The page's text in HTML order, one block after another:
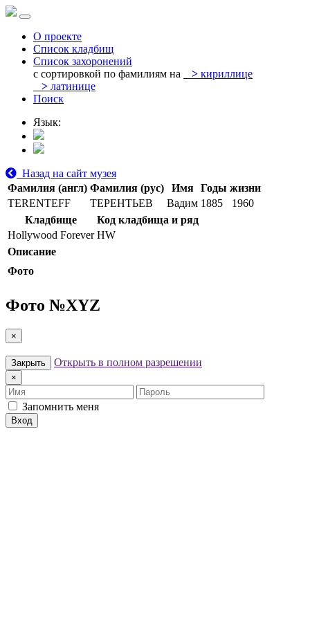
О проекте
Список кладбищ
Список захоронений
с сортировкой по фамилиям на
> кириллице
> латинице
Поиск
Язык:
Назад на сайт музея
Фамилия (англ) Фамилия (рус) Имя
Годы жизни
TERENTEFF
ТЕРЕНТЬЕВ Вадим 1885
1960
Кладбище
Код кладбища и ряд
Hollywood Forever HW
Описание
Фото
Фото №XYZ
×
Закрыть Открыть в полном разрешении
×
Имя
Пароль
Запомнить меня
Вход